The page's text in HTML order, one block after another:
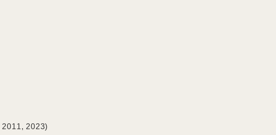
2023)